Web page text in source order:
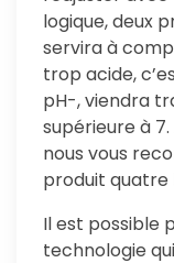
logique, deux
servira à
trop acide,
pH-, viendra
supérieure à
nous vous
produit quatre
Il est possible
technologie